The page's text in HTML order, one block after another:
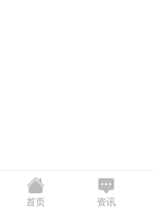
首页 资讯